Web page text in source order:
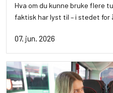
Hva om du kunne bruke flere
faktisk har lyst til – i stedet for
07. jun. 2026